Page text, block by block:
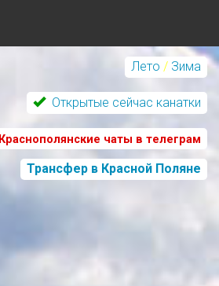
Лето / Зима
Открытые сейчас канатки
Краснополянские чаты в телеграм
Трансфер в Красной Поляне